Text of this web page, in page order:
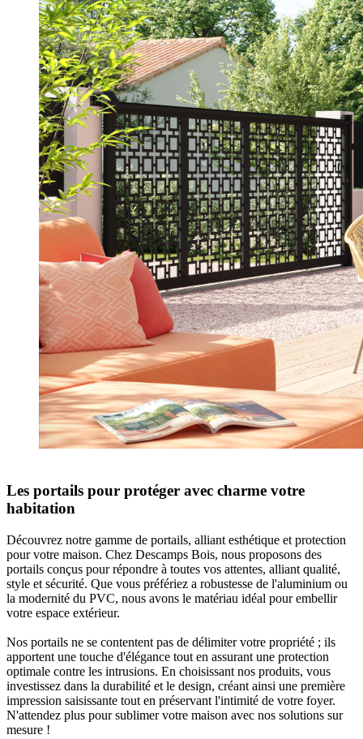
Les portails pour protéger avec charme votre
habitation
Découvrez notre gamme de portails, alliant esthétique et protection
pour votre maison. Chez Descamps Bois, nous proposons des
portails conçus pour répondre à toutes vos attentes, alliant qualité,
style et sécurité. Que vous préfériez a robustesse de l'aluminium ou
la modernité du PVC, nous avons le matériau idéal pour embellir
votre espace extérieur.
Nos portails ne se contentent pas de délimiter votre propriété ; ils
apportent une touche d'élégance tout en assurant une protection
optimale contre les intrusions. En choisissant nos produits, vous
investissez dans la durabilité et le design, créant ainsi une première
impression saisissante tout en préservant l'intimité de votre foyer.
N'attendez plus pour sublimer votre maison avec nos solutions sur
mesure !